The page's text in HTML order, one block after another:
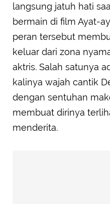
langsung jatuh hati
bermain di film Ayat-
peran tersebut
keluar dari zona
aktris. Salah satunya
kalinya wajah cantik
dengan sentuhan
membuat dirinya
menderita.